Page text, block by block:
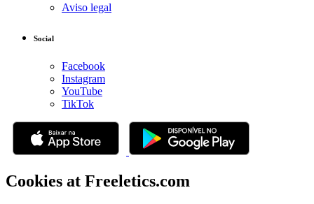
Aviso legal
Social
Facebook
Instagram
YouTube
TikTok
Cookies at Freeletics.com